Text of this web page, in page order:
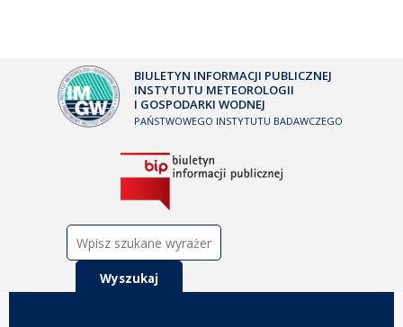
BIULETYN INFORMACJI PUBLICZNEJ
INSTYTUTU METEOROLOGII
I GOSPODARKI WODNEJ
PAŃSTWOWEGO INSTYTUTU BADAWCZEGO